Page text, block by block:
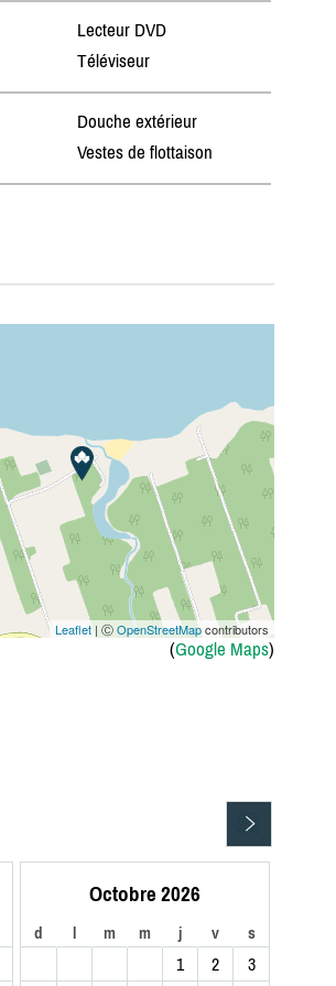
Lecteur DVD
Téléviseur
Douche extérieur
Vestes de flottaison
Leaflet | ⒸOpenStreetMapcontributors
(Google Maps)
Octobre 2026
d l m m j v s
1 2
3